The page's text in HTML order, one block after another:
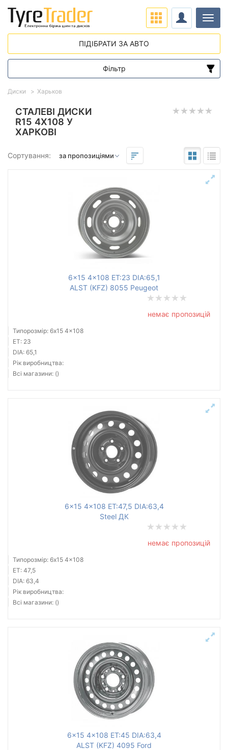
СТАЛЕВІ ДИСКИ
R15 4X108 У
ХАРКОВІ
Сортування:
6x15 4x108 ET:23 DIA:65,1
ALST (KFZ) 8055 Peugeot
немає пропозицій
Типорозмір: 6x15 4x108
ET: 23
DIA: 65,1
Рік виробництва:
Всі магазини: ()
6x15 4x108 ET:47,5 DIA:63,4
Steel ДК
немає пропозицій
Типорозмір: 6x15 4x108
ET: 47,5
DIA: 63,4
Рік виробництва:
Всі магазини: ()
6x15 4x108 ET:45 DIA:63,4
ALST (KFZ) 4095 Ford
Диски Харьков
ПІДІБРАТИ ЗА АВТО
Фільтр
Діапазон цін
від
до
Тип диска